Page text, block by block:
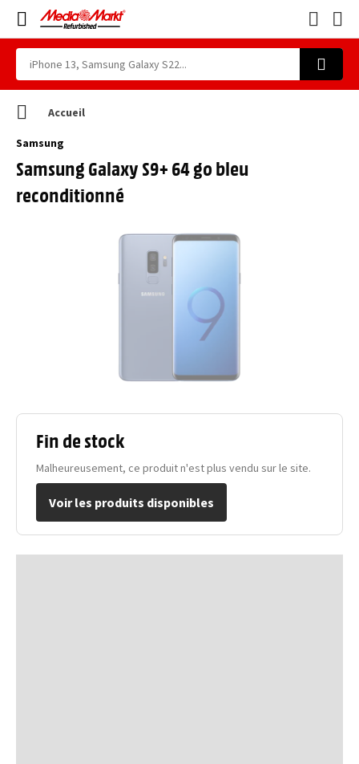
Accueil
Samsung
Samsung Galaxy S9+ 64 go bleu
reconditionné
Fin de stock
Malheureusement, ce produit n'est plus vendu sur le site.
Voir les produits disponibles